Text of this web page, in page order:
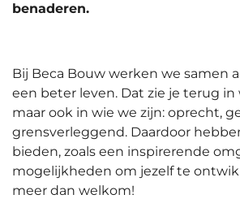
benaderen.
Bij Beca Bouw werken we samen
een beter leven. Dat zie je terug in
maar ook in wie we zijn: oprecht,
grensverleggend. Daardoor
bieden, zoals een inspirerende
mogelijkheden om jezelf te
meer dan welkom!